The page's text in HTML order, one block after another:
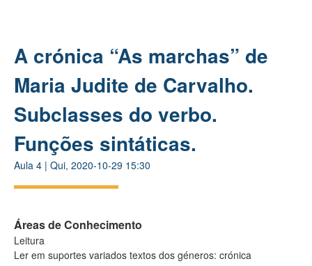
A crónica “As marchas” de
Maria Judite de Carvalho.
Subclasses do verbo.
Funções sintáticas.
Aula 4 | Qui, 2020-10-29 15:30
Áreas de Conhecimento
Leitura
Ler em suportes variados textos dos géneros: crónica